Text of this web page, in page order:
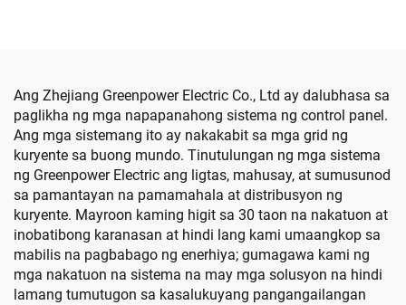
Ang Zhejiang Greenpower Electric Co., Ltd ay dalubhasa sa
paglikha ng mga napapanahong sistema ng control panel.
Ang mga sistemang ito ay nakakabit sa mga grid ng
kuryente sa buong mundo. Tinutulungan ng mga sistema
ng Greenpower Electric ang ligtas, mahusay, at sumusunod
sa pamantayan na pamamahala at distribusyon ng
kuryente. Mayroon kaming higit sa 30 taon na nakatuon at
inobatibong karanasan at hindi lang kami umaangkop sa
mabilis na pagbabago ng enerhiya; gumagawa kami ng
mga nakatuon na sistema na may mga solusyon na hindi
lamang tumutugon sa kasalukuyang pangangailangan